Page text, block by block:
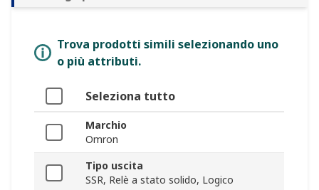
Trova prodotti simili selezionando uno
o più attributi.
Seleziona tutto
Marchio
Omron
Tipo uscita
SSR, Relè a stato solido, Logico